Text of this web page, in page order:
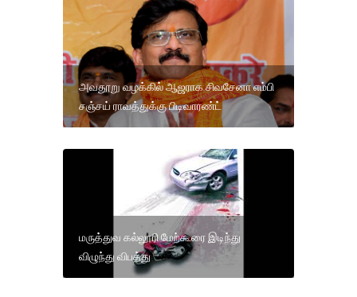
அவதூறு வழக்கில் ஆஜராக சிவசேனா எம்பி
சஞ்சய் ராவத்துக்கு பிடிவாரண்ட்
மருத்துவ கல்லூரி மேற்கூரை இடிந்து
விழுந்து விபத்து